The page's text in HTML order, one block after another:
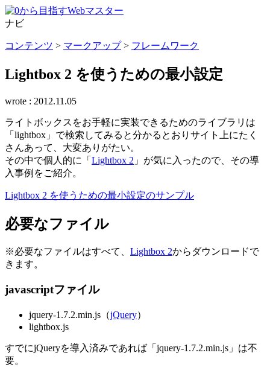
ナビ
コンテンツ > マークアップ> フレームワーク
Lightbox 2 を使うための最小設定
wrote : 2012.11.05
ライトボックスをお手軽に実装できるためのライブラリは
「lightbox」で検索してみると分かるとおりサイト上にたく
さんあって、大変ありがたい。
その中で個人的に「 Lightbox 2 」が気に入ったので、その導
入事例をご紹介。
Lightbox 2 を使うための最小設定のサンプル
必要なファイル
※必要なファイルはすべて、 Lightbox 2からダウンロードで
きます。
javascriptファイル
jquery-1.7.2.min.js（jQuery）
lightbox.js
すでにjQueryを導入済みであれば「jquery-1.7.2.min.js」は不
要。